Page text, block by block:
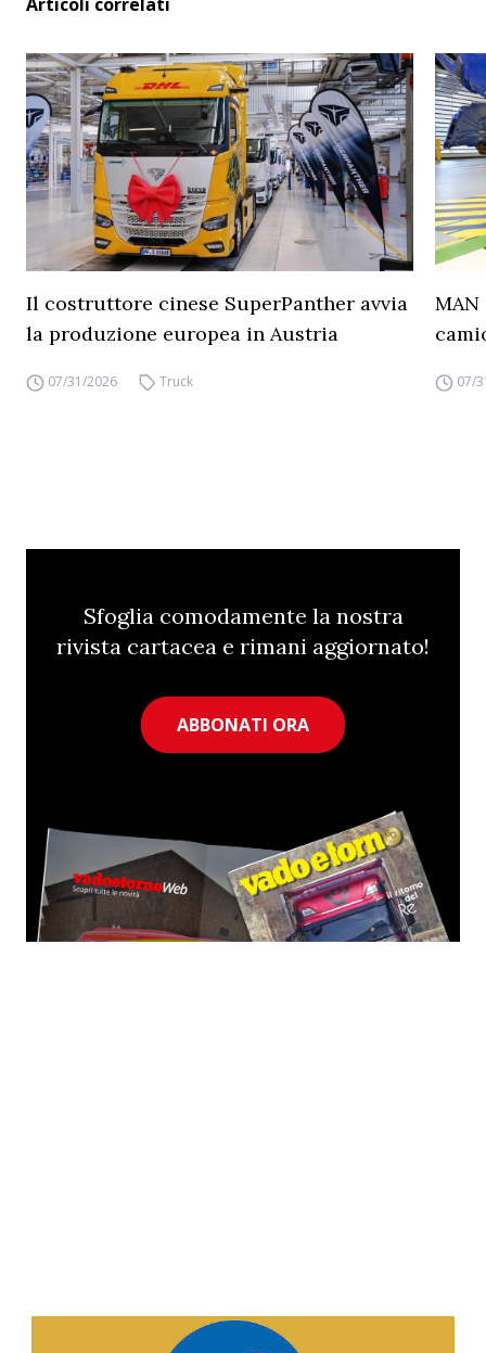
Il costruttore cinese SuperPanther avvia
la produzione europea in Austria
07/31/2026 Truck 07/
Sfoglia comodamente la nostra
rivista cartacea e rimani aggiornato!
ABBONATI ORA